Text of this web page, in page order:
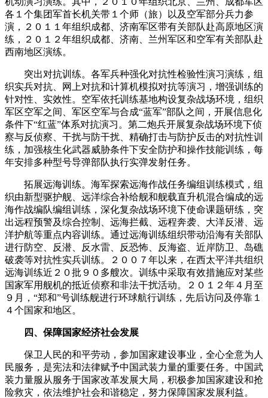
各１个集团军首长机关带１个师（旅）以及空军部分兵力参
演，２０１１年组织成都、济南军区带有关部队赴高原地区演
练，２０１２年组织成都、济南、兰州军区和空军有关部队赴
西南地区演练。
突出对抗训练。各军兵种强化对抗性检验性演习演练，组
织实兵对抗、网上对抗和计算机模拟对抗等演习，增强训练的
针对性、实效性。空军依托训练基地构设复杂战场环境，组织
军区空军之间、军区空军与合成“蓝军”部队之间，开展信息化
条件下“红蓝”体系对抗演习。第二炮兵开展复杂战场环境下侦
察与反侦察、干扰与防干扰、精确打击与防护反击的对抗性训
练，加强核生化武器威胁条件下安全防护和操作技能训练，每
年安排多种型号导弹部队执行实弹发射任务。
拓展远海训练。海军探索远海作战任务编组训练模式，组
织由新型驱护舰、远洋综合补给舰和舰载直升机混合编成的远
海作战编队编组训练，深化复杂战场环境下使命课题研练，突
出远程预警及综合控制、远海拦截、远程奔袭、大洋反潜、远
洋护航等重点内容训练。通过远海训练组织带动沿海有关部队
进行防空、反潜、反水雷、反恐怖、反海盗、近岸防卫、岛礁
破袭等对抗性实兵训练。２００７年以来，在西太平洋共组织
远海训练近２０批９０多艘次。训练中采取有效措施应对某些
国家军用舰机的抵近侦察和非法干扰活动。２０１２年４月至
９月，“郑和”号训练舰进行环球航行训练，先后访问及停靠１
４个国家和地区。
四、保障国家经济社会发展
保卫人民的和平劳动，参加国家建设事业，全心全意为人
民服务，是宪法和法律赋予中国武装力量的重要任务。中国武
装力量服从服务于国家改革发展大局，积极参加国家建设和抢
险救灾，依法维护社会和谐稳定，努力保障国家发展利益。